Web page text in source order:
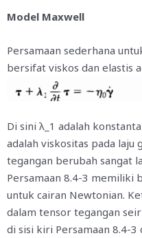
Model Maxwell
Persamaan sederhana
bersifat viskos dan elastis
Di sini λ_1 adalah
adalah viskositas pada
tegangan berubah sangat
Persamaan 8.4-3 memiliki
untuk cairan Newtonian.
dalam tensor tegangan
di sisi kiri Persamaan 8.4-